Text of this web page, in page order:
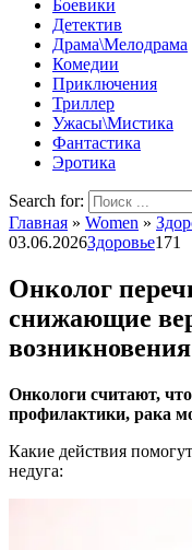
Боевики
Детектив
Драма\Мелодрама
Комедии
Приключения
Триллер
Ужасы\Мистика
Фантастика
Эротика
Search for:
Главная » Women »
03.06.2026Здоровье171
Онколог
снижающие
Онкологи считают,
профилактики, рака
Какие действия
недуга: